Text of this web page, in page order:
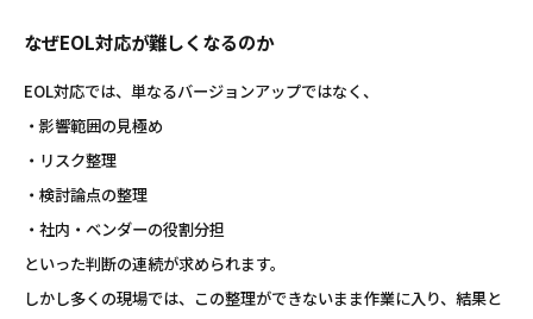
なぜEOL対応が難しくなるのか
EOL対応では、単なるバージョンアップではなく、
・影響範囲の見極め
・リスク整理
・検討論点の整理
・社内・ベンダーの役割分担
といった判断の連続が求められます。
しかし多くの現場では、この整理ができないまま作業に入り、結果と